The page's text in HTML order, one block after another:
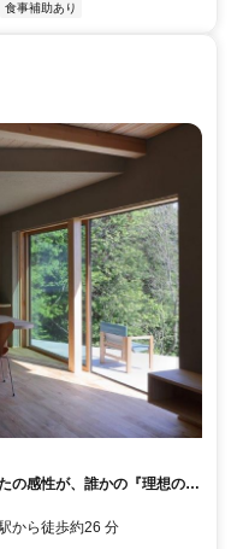
食事補助あり
の感性が、誰かの『理想の日
駅から徒歩約26 分